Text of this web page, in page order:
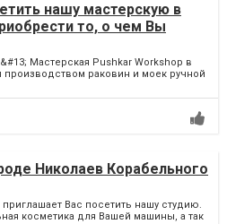
нашу мастерскую в
то, о чем Вы
Мастерская Pushkar Workshop в
производством раковин и моек ручной
Николаев Корабельного
Вас посетить нашу студию.
косметика для Вашей машины, а так